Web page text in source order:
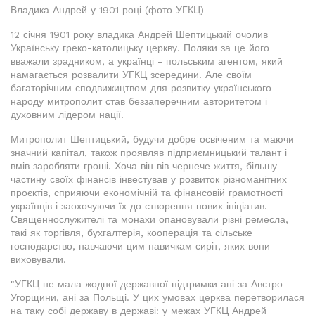
Владика Андрей у 1901 році (фото УГКЦ)
12 січня 1901 року владика Андрей Шептицький очолив
Українську греко-католицьку церкву. Поляки за це його
вважали зрадником, а українці - польським агентом, який
намагається розвалити УГКЦ зсередини. Але своїм
багаторічним сподвижицтвом для розвитку українського
народу митрополит став беззаперечним авторитетом і
духовним лідером нації.
Митрополит Шептицький, будучи добре освіченим та маючи
значний капітал, також проявляв підприємницький талант і
вмів заробляти гроші. Хоча він вів чернече життя, більшу
частину своїх фінансів інвестував у розвиток різноманітних
проєктів, сприяючи економічній та фінансовій грамотності
українців і заохочуючи їх до створення нових ініціатив.
Священнослужителі та монахи опановували різні ремесла,
такі як торгівля, бухгалтерія, кооперація та сільське
господарство, навчаючи цим навичкам сиріт, яких вони
виховували.
"УГКЦ не мала жодної державної підтримки ані за Австро-
Угорщини, ані за Польщі. У цих умовах церква перетворилася
на таку собі державу в державі: у межах УГКЦ Андрей